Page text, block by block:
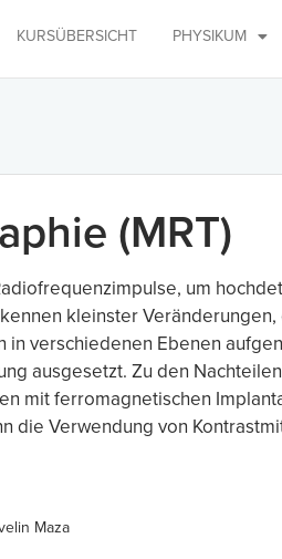
KURSÜBERSICHT PHYSIKUM
(MRT)
um
kleinster
verschiedenen Ebenen
ausgesetzt. Zu den
mit ferromagnetischen
die Verwendung von
Maza